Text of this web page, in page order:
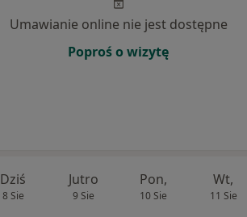
Umawianie online nie jest dostępne
Poproś o wizytę
Dziś
8 Sie
Jutro
9 Sie
Pon,
10 Sie
Wt,
11 Sie